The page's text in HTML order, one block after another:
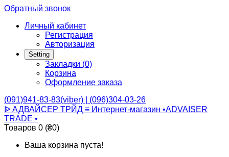
Обратный звонок
Личный кабинет
Регистрация
Авторизация
Setting
Закладки (0)
Корзина
Оформление заказа
(091)941-83-83(viber) | (096)304-03-26
ᐉ АДВАЙСЕР ТРЙД ≡ Интернет-магазин •ADVAISER
TRADE •
Товаров 0 (₴0)
Ваша корзина пуста!